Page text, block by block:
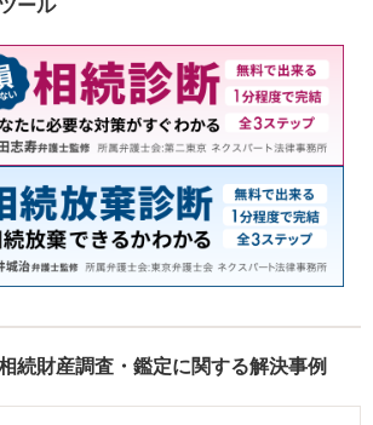
ール
続財産調査・鑑定に関する解決事例